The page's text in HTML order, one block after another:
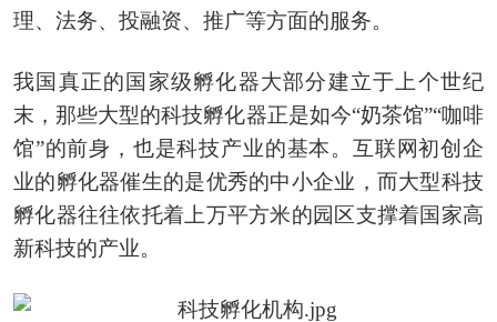
理、法务、投融资、推广等方面的服务。
我国真正的国家级孵化器大部分建立于上个世纪
末，那些大型的科技孵化器正是如今“奶茶馆”“咖啡
馆”的前身，也是科技产业的基本。互联网初创企
业的孵化器催生的是优秀的中小企业，而大型科技
孵化器往往依托着上万平方米的园区支撑着国家高
新科技的产业。